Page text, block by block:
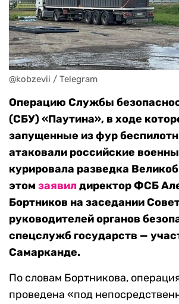
@kobzevii / Telegram
Операцию Службы
(СБУ) «Паутина», в ходе
запущенные из фур
атаковали российские
курировала разведка
этом заявилдиректор ФСБ
Бортников на заседании
руководителей органов
спецслужб государств —
Самарканде.
По словам Бортникова,
проведена «под